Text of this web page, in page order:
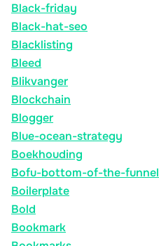
Black-friday
Black-hat-seo
Blacklisting
Bleed
Blikvanger
Blockchain
Blogger
Blue-ocean-strategy
Boekhouding
Bofu-bottom-of-the-funnel
Boilerplate
Bold
Bookmark